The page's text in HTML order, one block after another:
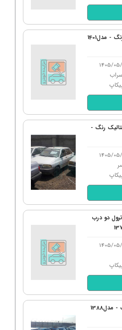
- مدل1401
رنگ -
دو درب